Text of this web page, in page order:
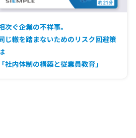
次ぐ企業の不祥事。
じ轍を踏まないためのリスク回避策
「社内体制の構築と従業員教育」